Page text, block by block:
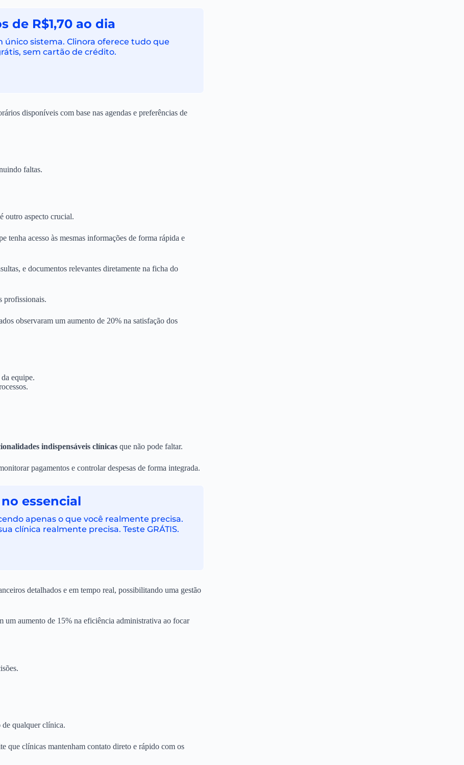
de R$1,70 ao dia
sistema. Clinora oferece tudo que
sem cartão de crédito.
disponíveis com base nas agendas e preferências de
faltas.
outro aspecto crucial.
tenha acesso às mesmas informações de forma rápida e
e documentos relevantes diretamente na ficha do
profissionais.
observaram um aumento de 20% na satisfação dos
equipe.
indispensáveis clínicas que não pode faltar.
pagamentos e controlar despesas de forma integrada.
essencial
apenas o que você realmente precisa.
clínica realmente precisa. Teste GRÁTIS.
detalhados e em tempo real, possibilitando uma gestão
um aumento de 15% na eficiência administrativa ao focar
de qualquer clínica.
que clínicas mantenham contato direto e rápido com os